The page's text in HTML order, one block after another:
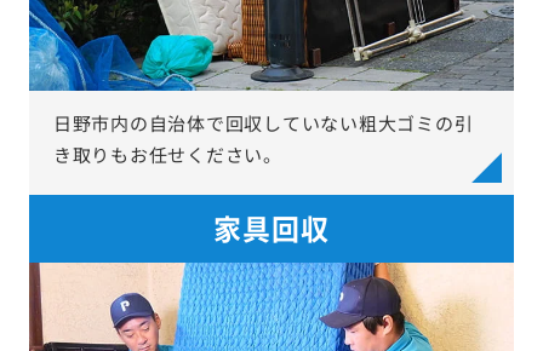
日野市内の自治体で回収していない粗大ゴミの引
き取りもお任せください。
家具回収